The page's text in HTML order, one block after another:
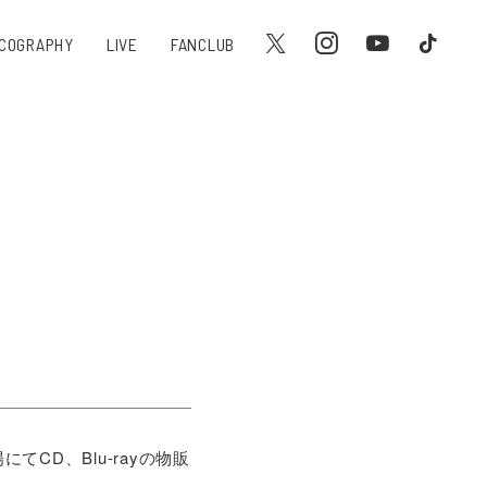
LIVE FANCLUB
てCD、Blu-rayの物販